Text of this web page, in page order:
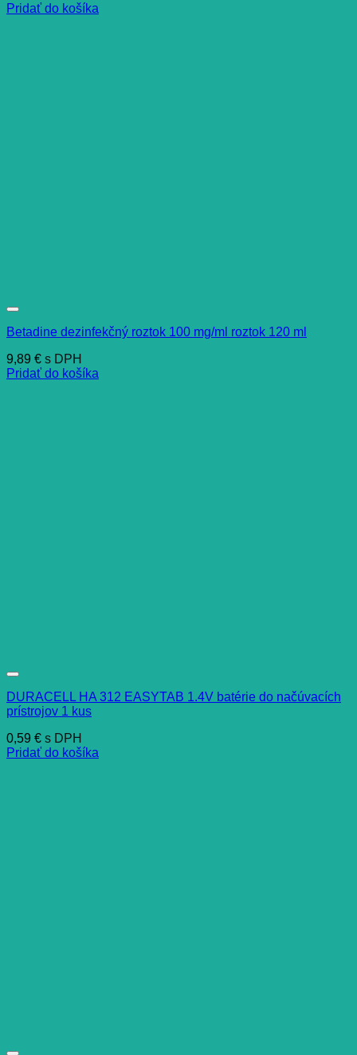
Pridať do košíka
Betadine dezinfekčný roztok 100 mg/ml roztok 120 ml
9,89 € s DPH
Pridať do košíka
DURACELL HA 312 EASYTAB 1.4V batérie do načúvacích
prístrojov 1 kus
0,59 € s DPH
Pridať do košíka